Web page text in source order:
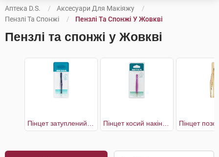
Аптека D.S.
Аксесуари Для Макіяжу
Пензлі Та Спонжі
Пензлі Та Спонжі У Жовкві
Пензлі та спонжі у Жовкві